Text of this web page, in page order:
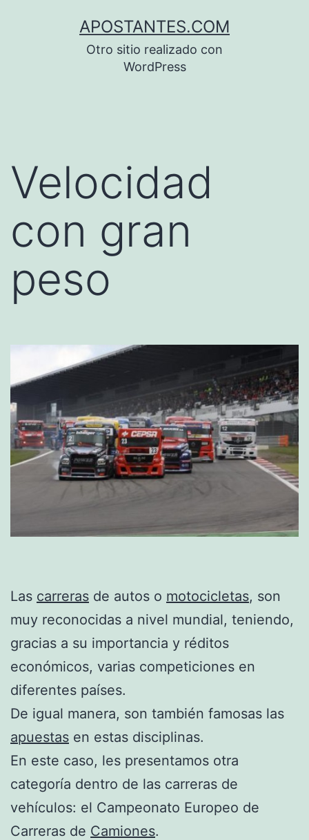
APOSTANTES.COM
Otro sitio realizado con
WordPress
Velocidad
con gran
peso
Las carreras de autos o motocicletas, son
muy reconocidas a nivel mundial, teniendo,
gracias a su importancia y réditos
económicos, varias competiciones en
diferentes países.
De igual manera, son también famosas las
apuestas en estas disciplinas.
En este caso, les presentamos otra
categoría dentro de las carreras de
vehículos: el Campeonato Europeo de
Carreras de Camiones.